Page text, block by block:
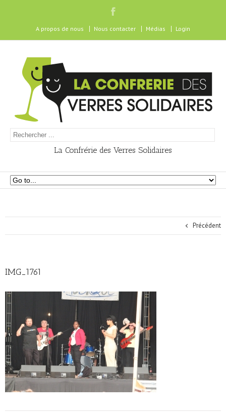
A propos de nous Nous contacter Médias Login
La Confrérie des Verres Solidaires
Précédent
IMG_1761